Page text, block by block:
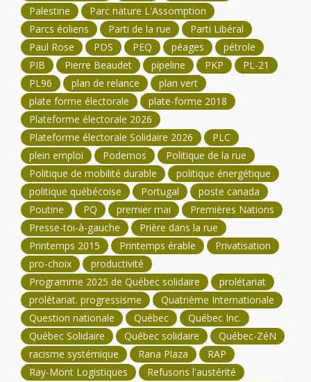
Palestine
Parc nature L'Assomption
Parcs éoliens
Parti de la rue
Parti Libéral
Paul Rose
PDS PEQ péages
pétrole
PIB
Pierre Beaudet pipeline PKP
PL-21
PL96
plan de relance
plan vert
plate forme électorale
plate-forme 2018
Plateforme électorale 2026
Plateforme électorale Solidaire 2026
PLC
plein emploi
Podemos
Politique de la rue
Politique de mobilité durable
politique énergétique
politique québécoise
Portugal
poste canada
Poutine
PQ premier mai
Premières Nations
Presse-toi-à-gauche
Prière dans la rue
Printemps 2015
Printemps érable
Privatisation
pro-choix
productivité
Programme 2025 de Québec solidaire
prolétariat
prolétariat. progressisme
Quatrième Internationale
Question nationale
Québec
Québec Inc.
Québec Solidaire
Québec solidaire
Québec-ZéN
racisme systémique
Rana Plaza
RAP
Ray-Mont Logistiques
Refusons l'austérité